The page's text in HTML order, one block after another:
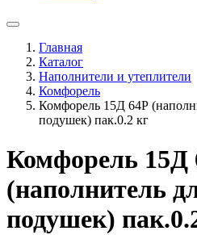
Главная
Каталог
Наполнители и утеплители
Комфорель
Комфорель 15Д 64Р
подушек) пак.0.2 кг
Комфорель 15Д
(наполнитель
подушек)